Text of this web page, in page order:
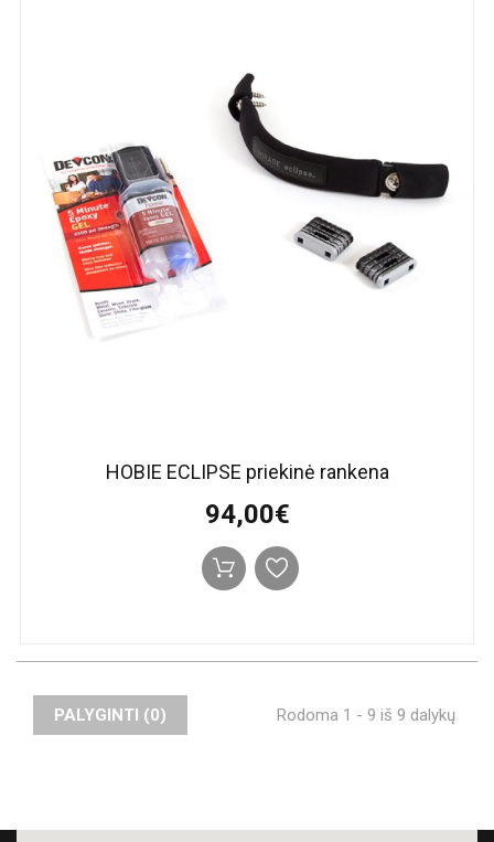
HOBIE ECLIPSE priekinė rankena
94,00€
PALYGINTI (0) Rodoma 1 - 9 iš 9 dalykų